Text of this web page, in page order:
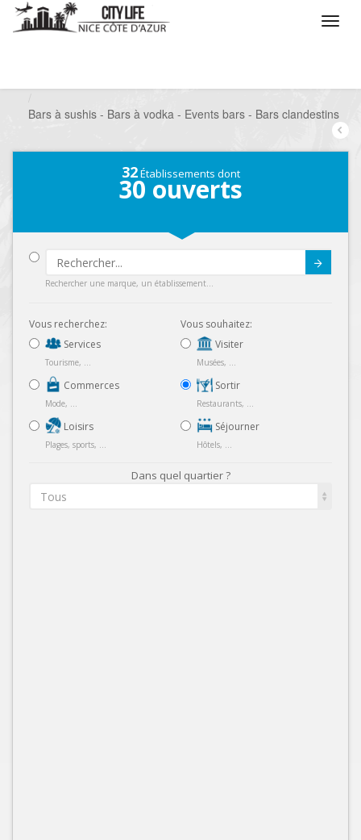
Bars à sushis - Bars à vodka - Events bars - Bars clandestins
32Établissements dont
30 ouverts
Rechercher une marque, un établissement...
Vous recherchez:
Services
Tourisme, ...
Commerces
Mode, ...
Loisirs
Plages, sports, ...
Vous souhaitez:
Visiter
Musées, ...
Sortir
Restaurants, ...
Séjourner
Hôtels, ...
Dans quel quartier ?
Tous